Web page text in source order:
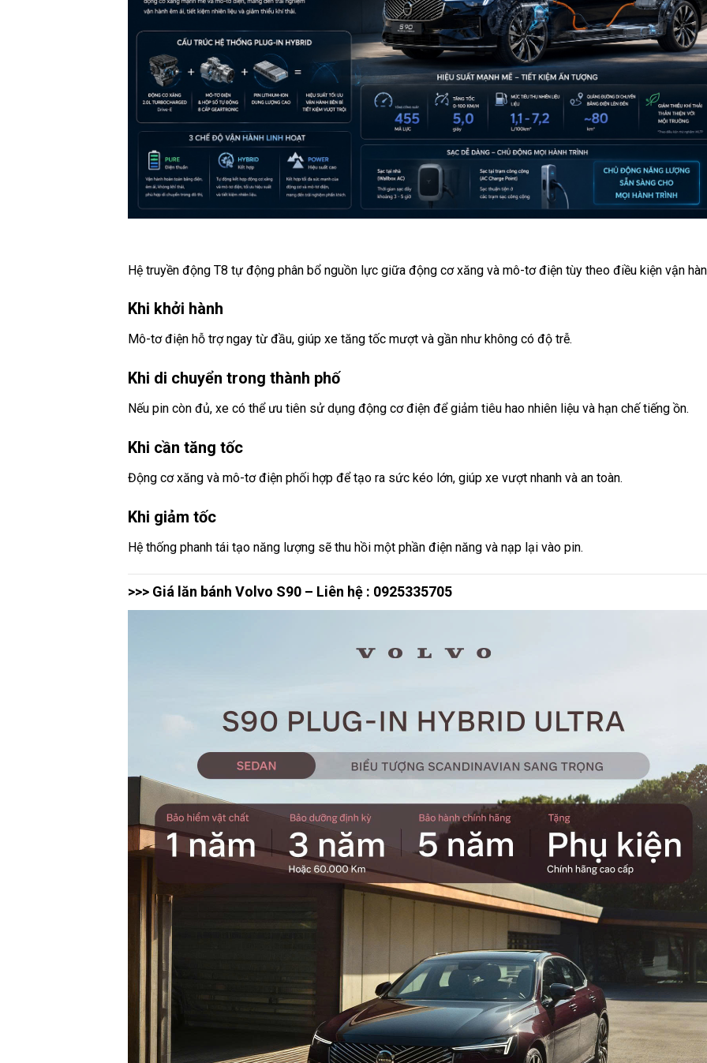
Hệ truyền động T8 tự động phân bổ nguồn lực giữa động cơ xăng và mô-tơ điện tùy theo điều kiện vận
Khi khởi hành
Mô-tơ điện hỗ trợ ngay từ đầu, giúp xe tăng tốc mượt và gần như không có độ trễ.
Khi di chuyển trong thành phố
Nếu pin còn đủ, xe có thể ưu tiên sử dụng động cơ điện để giảm tiêu hao nhiên liệu và hạn chế tiếng ồn.
Khi cần tăng tốc
Động cơ xăng và mô-tơ điện phối hợp để tạo ra sức kéo lớn, giúp xe vượt nhanh và an toàn.
Khi giảm tốc
Hệ thống phanh tái tạo năng lượng sẽ thu hồi một phần điện năng và nạp lại vào pin.
>>> Giá lăn bánh Volvo S90 – Liên hệ : 0925335705